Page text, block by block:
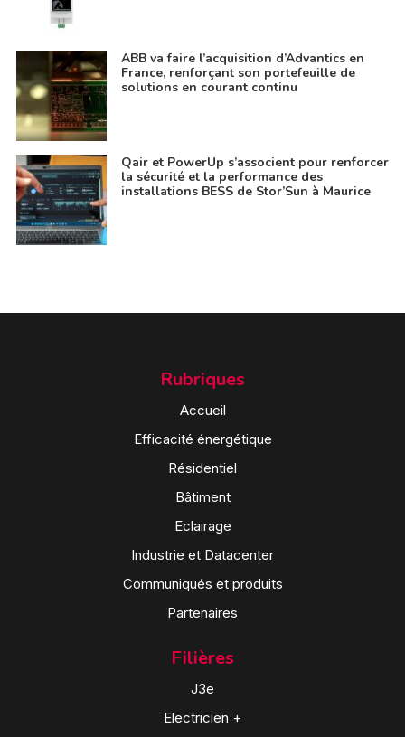
ABB va faire l’acquisition d’Advantics en
France, renforçant son portefeuille de
solutions en courant continu
Qair et PowerUp s’associent pour renforcer
la sécurité et la performance des
installations BESS de Stor’Sun à Maurice
Rubriques
Accueil
Efficacité énergétique
Résidentiel
Bâtiment
Eclairage
Industrie et Datacenter
Communiqués et produits
Partenaires
Filières
J3e
Electricien +